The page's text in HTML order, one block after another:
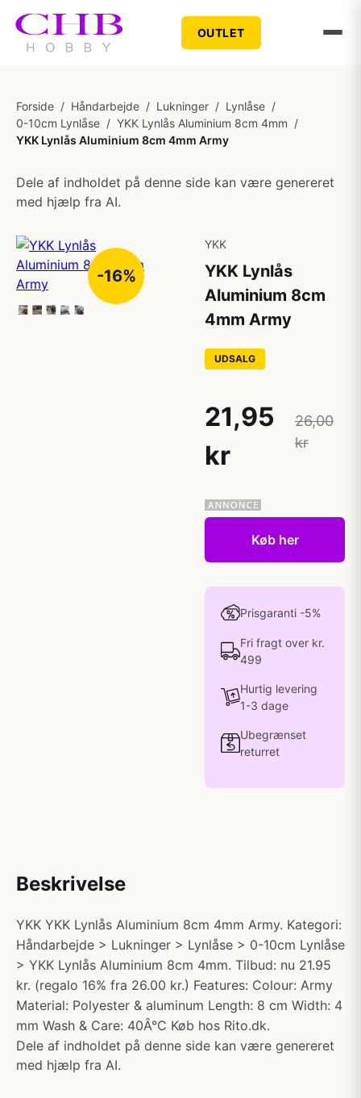
OUTLET
Forside / Håndarbejde / Lukninger / Lynlåse /
0-10cm Lynlåse / YKK Lynlås Aluminium 8cm 4mm /
YKK Lynlås Aluminium 8cm 4mm Army
Dele af indholdet på denne side kan være genereret
med hjælp fra AI.
-16%
YKK
YKK Lynlås
Aluminium 8cm
4mm Army
UDSALG
21,95
kr
26,00
kr
Køb her
Prisgaranti -5%
Fri fragt over kr.
499
Hurtig levering
1-3 dage
Ubegrænset
returret
Beskrivelse
YKK YKK Lynlås Aluminium 8cm 4mm Army. Kategori:
Håndarbejde > Lukninger > Lynlåse > 0-10cm Lynlåse
> YKK Lynlås Aluminium 8cm 4mm. Tilbud: nu 21.95
kr. (regalo 16% fra 26.00 kr.) Features: Colour: Army
Material: Polyester & aluminum Length: 8 cm Width: 4
mm Wash & Care: 40Â°C Køb hos Rito.dk.
Dele af indholdet på denne side kan være genereret
med hjælp fra AI.